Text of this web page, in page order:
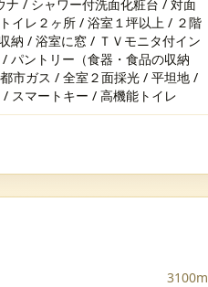
/ シャワー付洗面化粧台 / 対面
イレ２ヶ所 / 浴室１坪以上 / ２階
納 / 浴室に窓 / ＴＶモニタ付イン
パントリー（食器・食品の収納
市ガス / 全室２面採光 / 平坦地 /
スマートキー / 高機能トイレ
3100m